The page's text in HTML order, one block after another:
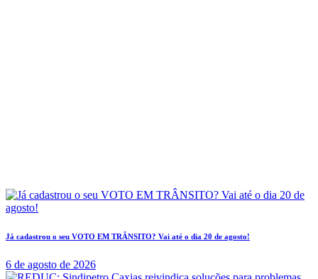
Já cadastrou o seu VOTO EM TRÂNSITO? Vai até o dia 20 de agosto!
6 de agosto de 2026